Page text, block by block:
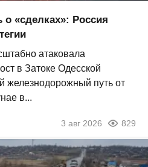
«сделках»: Россия
атаковала
в Затоке Одесской
железнодорожный путь от
в...
3 авг 2026 829